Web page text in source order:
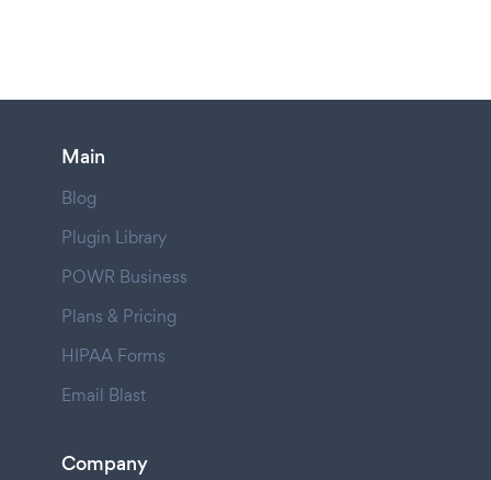
Main
Blog
Plugin Library
POWR Business
Plans & Pricing
HIPAA Forms
Email Blast
Company